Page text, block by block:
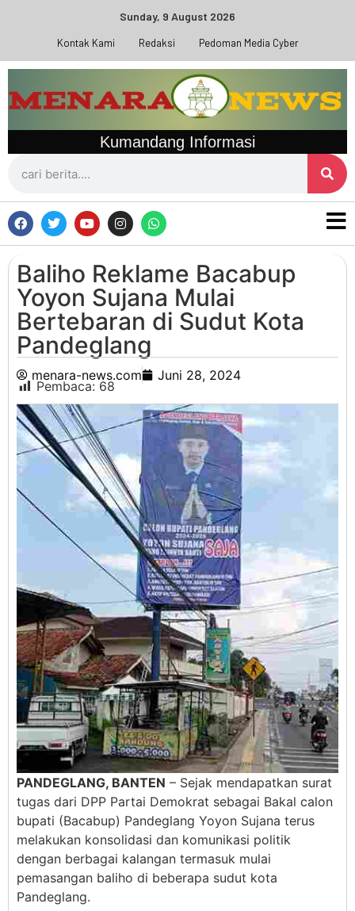
Sunday, 9 August 2026
Kontak Kami Redaksi Pedoman Media Cyber
Kumandang Informasi
Baliho Reklame Bacabup
Yoyon Sujana Mulai
Bertebaran di Sudut Kota
Pandeglang
menara-news.com Juni 28, 2024
Pembaca: 68
PANDEGLANG, BANTEN – Sejak mendapatkan surat
tugas dari DPP Partai Demokrat sebagai Bakal calon
bupati (Bacabup) Pandeglang Yoyon Sujana terus
melakukan konsolidasi dan komunikasi politik
dengan berbagai kalangan termasuk mulai
pemasangan baliho di beberapa sudut kota
Pandeglang.